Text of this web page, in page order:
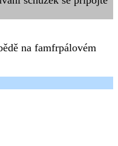
na famfrpálovém